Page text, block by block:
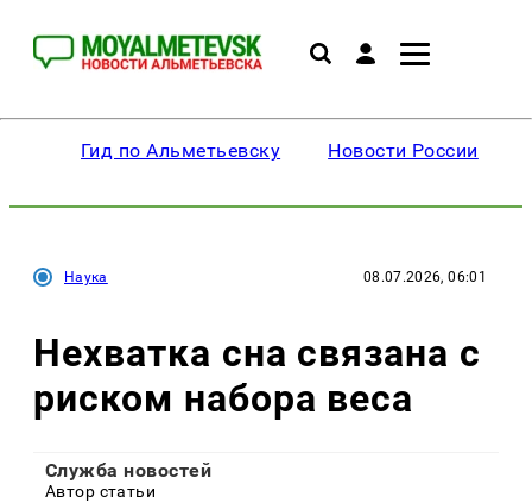
Гид по Альметьевску Новости России
Наука 08.07.2026, 06:01
Нехватка сна связана с
риском набора веса
Служба новостей
Автор статьи